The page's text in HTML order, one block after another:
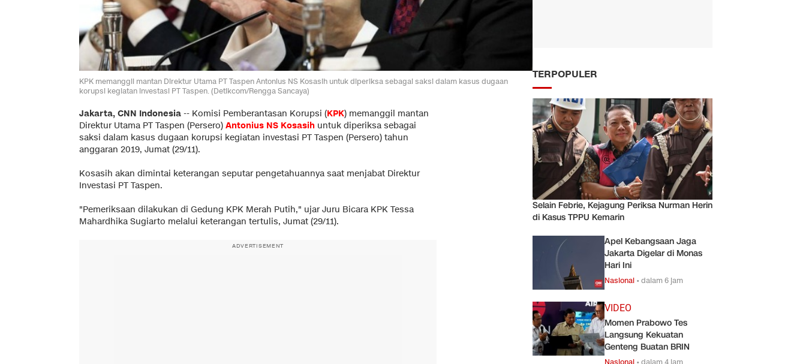
KPK memanggil mantan Direktur Utama PT Taspen Antonius NS Kosasih untuk diperiksa sebagai saksi dalam kasus dugaan
korupsi kegiatan investasi PT Taspen. (Detikcom/Rengga Sancaya)
Jakarta, CNN Indonesia -- Komisi Pemberantasan Korupsi (KPK) memanggil mantan
Direktur Utama PT Taspen (Persero) Antonius NS Kosasih untuk diperiksa sebagai
saksi dalam kasus dugaan korupsi kegiatan investasi PT Taspen (Persero) tahun
anggaran 2019, Jumat (29/11).
Kosasih akan dimintai keterangan seputar pengetahuannya saat menjabat Direktur
Investasi PT Taspen.
"Pemeriksaan dilakukan di Gedung KPK Merah Putih," ujar Juru Bicara KPK Tessa
Mahardhika Sugiarto melalui keterangan tertulis, Jumat (29/11).
ADVERTISEMENT
TERPOPULER
Selain Febrie, Kejagung Periksa Nurman Herin
di Kasus TPPU Kemarin
Apel Kebangsaan Jaga
Jakarta Digelar di Monas
Hari Ini
Nasional •dalam 6 jam
VIDEO
Momen Prabowo Tes
Langsung Kekuatan
Genteng Buatan BRIN
Nasional •dalam 4 jam